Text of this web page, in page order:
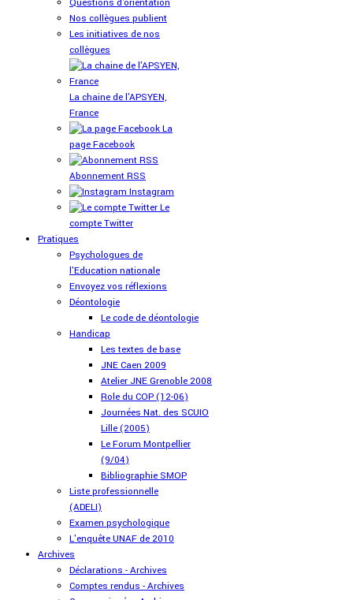
Questions d'orientation
Nos collègues publient
Les initiatives de nos
collègues
La chaine de l'APSYEN,
France
La
page Facebook
Abonnement RSS
Instagram
Le
compte Twitter
Pratiques
Psychologues de
l'Education nationale
Envoyez vos réflexions
Déontologie
Le code de déontologie
Handicap
Les textes de base
JNE Caen 2009
Atelier JNE Grenoble 2008
Role du COP (12-06)
Journées Nat. des SCUIO
Lille (2005)
Le Forum Montpellier
(9/04)
Bibliographie SMOP
Liste professionnelle
(ADELI)
Examen psychologique
L'enquête UNAF de 2010
Archives
Déclarations - Archives
Comptes rendus - Archives